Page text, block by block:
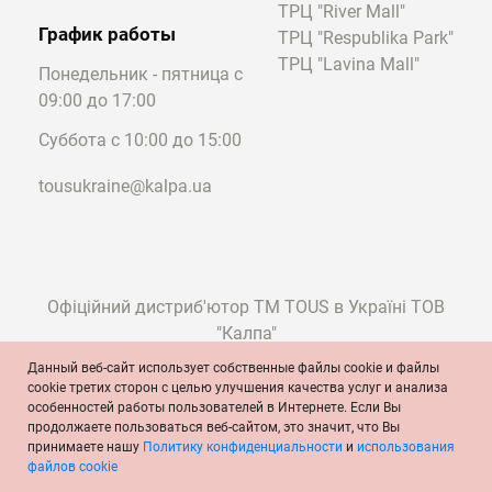
3. Оттенок. Если любите сдержанные
органайзеры, остановитесь на чёрных или
серых моделях. Любительницам ярких и
смелых аксессуаров подойдут наши
портмоне со скидкой в красном или
фиолетовом оттенках. Они могут отлично
инкрустированысерьги
и т.д. Примечательным является и
внутренний дизайн. Например, коллекция
TOUS Dubai Saffiano предлагает
сдержанные серые модели с ярко-розовой
текстильной вставкой внутри портмоне.
TOUS дополняет свои аксессуары
График работы
Понедельник - пятница с
09:00 до 17:00
Суббота с 10:00 до 15:00
tousukraine@kalpa.ua
ТРЦ "River Mall"
ТРЦ "Respublika Park"
ТРЦ "Lavina Mall"
Офіційний дистриб'ютор ТМ TOUS в Україні ТОВ
"Калпа"
© TOUS, ювелиры с 1920 года
Условия и положения
Политика конфиденциальности
Политика cookie
Данный веб-сайт использует собственные файлы cookie и файлы
cookie третих сторон с целью улучшения качества услуг и анализа
особенностей работы пользователей в Интернете. Если Вы
продолжаете пользоваться веб-сайтом, это значит, что Вы
принимаете нашу Политику конфиденциальности и использования
файлов cookie